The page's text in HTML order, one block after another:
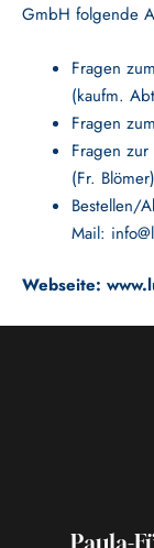
GmbH folgende
Fragen
(kaufm.
Fragen
Fragen
(Fr. Blömer)
Bestellen/
Mail:
Webseite: